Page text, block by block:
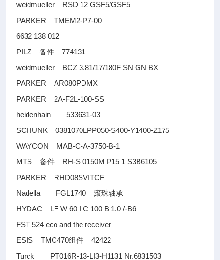
weidmueller RSD 12 GSF5/GSF5
PARKER TMEM2-P7-00
6632 138 012
PILZ备件 774131
weidmueller BCZ 3.81/17/180F SN GN BX
PARKER AR080PDMX
PARKER 2A-F2L-100-SS
heidenhain 533631-03
SCHUNK 0381070LPP050-S400-Y1400-Z175
WAYCON MAB-C-A-3750-B-1
MTS备件 RH-S 0150M P15 1 S3B6105
PARKER RHD08SVITCF
Nadella FGL1740滚珠轴承
HYDAC LF W 60 I C 100 B 1.0 /-B6
FST 524 eco and the receiver
ESIS TMC470组件 42422
Turck PT016R-13-LI3-H1131 Nr.6831503